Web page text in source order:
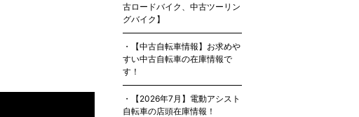
古ロードバイク、中古ツーリン
グバイク】
【中古自転車情報】お求めや
すい中古自転車の在庫情報で
す！
【2026年7月】電動アシスト
自転車の店頭在庫情報！